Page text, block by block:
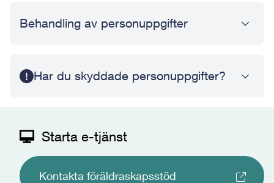
Behandling av personuppgifter
Har du skyddade personuppgifter?
Starta e-tjänst
Kontakta föräldraskapsstöd